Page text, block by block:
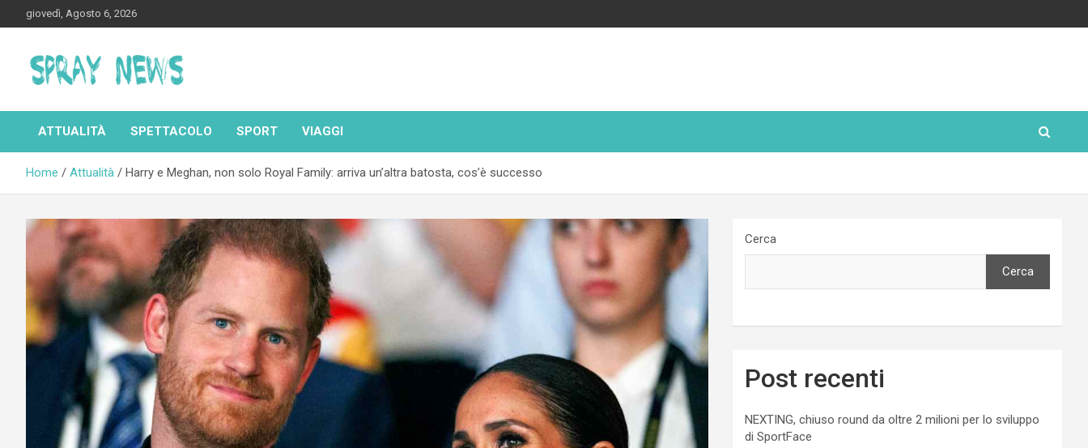
to
giovedì, Agosto 6, 2026
Spraynews.it
ATTUALITÀ SPETTACOLO SPORT VIAGGI
Home Attualità Harry e Meghan, non solo Royal Family: arriva un’altra batosta, cos’è successo
Cerca
Cerca
Post recenti
NEXTING, chiuso round da oltre 2 milioni per lo sviluppo
di SportFace